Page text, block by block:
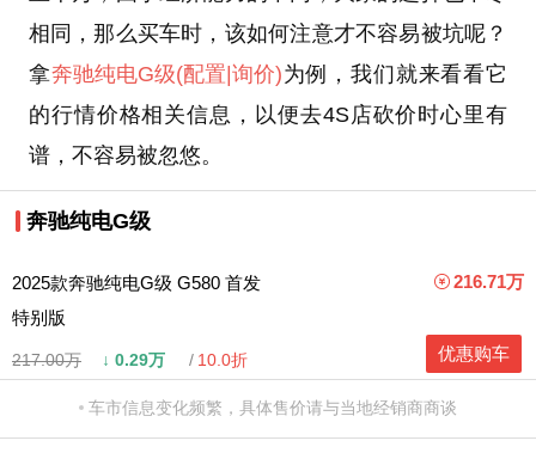
相同，那么买车时，该如何注意才不容易被坑呢？
拿奔驰纯电G级(配置|询价)为例，我们就来看看它
的行情价格相关信息，以便去4S店砍价时心里有
谱，不容易被忽悠。
奔驰纯电G级
2025款奔驰纯电G级 G580 首发
特别版
217.00万 ↓ 0.29万 10.0折
216.71万
优惠购车
车市信息变化频繁，具体售价请与当地经销商商谈